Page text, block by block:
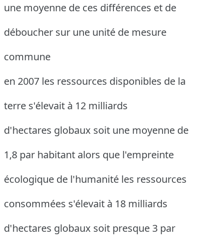
une moyenne de ces différences et de
déboucher sur une unité de mesure
commune
en 2007 les ressources disponibles de la
terre s'élevait à 12 milliards
d'hectares globaux soit une moyenne de
1,8 par habitant alors que l'empreinte
écologique de l'humanité les ressources
consommées s'élevait à 18 milliards
d'hectares globaux soit presque 3 par